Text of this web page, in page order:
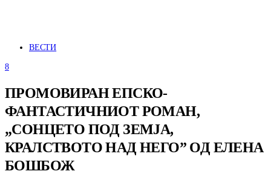
ВЕСТИ
8
ПРОМОВИРАН ЕПСКО-
ФАНТАСТИЧНИОТ РОМАН,
„СОНЦЕТО ПОД ЗЕМЈА,
КРАЛСТВОТО НАД НЕГО” ОД ЕЛЕНА
БОШБОЖ